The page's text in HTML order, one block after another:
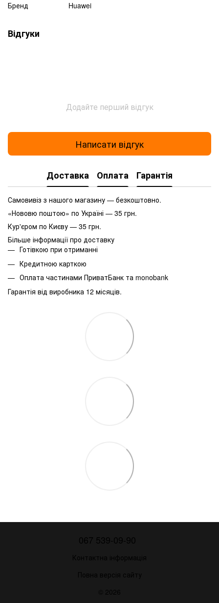
Бренд Huawei
Відгуки
Додайте перший відгук
Написати відгук
Доставка Оплата Гарантія
Самовивіз з нашого магазину — безкоштовно.
«Нововю поштою» по Україні — 35 грн.
Кур'єром по Києву — 35 грн.
Більше інформації про доставку
Готівкою при отриманні
Кредитною карткою
Оплата частинами ПриватБанк та monobank
Гарантія від виробника 12 місяців.
067 539-09-90
Контактна інформація
Повна версія сайту
© 2026